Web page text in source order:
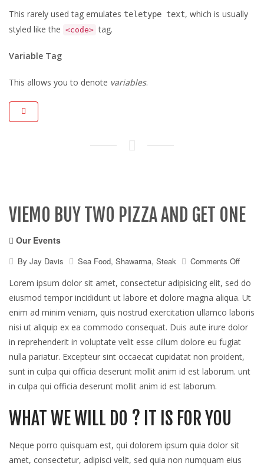
This rarely used tag emulates teletype text, which is usually
styled like the <code> tag.
Variable Tag
This allows you to denote variables.
VIEMO BUY TWO PIZZA AND GET ONE
Our Events
By Jay Davis Sea Food, Shawarma, Steak Comments Offon
buy
two
pizza
and
get
Lorem ipsum dolor sit amet, consectetur adipisicing elit, sed do
eiusmod tempor incididunt ut labore et dolore magna aliqua. Ut
enim ad minim veniam, quis nostrud exercitation ullamco laboris
nisi ut aliquip ex ea commodo consequat. Duis aute irure dolor
in reprehenderit in voluptate velit esse cillum dolore eu fugiat
nulla pariatur. Excepteur sint occaecat cupidatat non proident,
sunt in culpa qui officia deserunt mollit anim id est laborum. unt
in culpa qui officia deserunt mollit anim id est laborum.
WHAT WE WILL DO ? IT IS FOR YOU
Neque porro quisquam est, qui dolorem ipsum quia dolor sit
amet, consectetur, adipisci velit, sed quia non numquam eius